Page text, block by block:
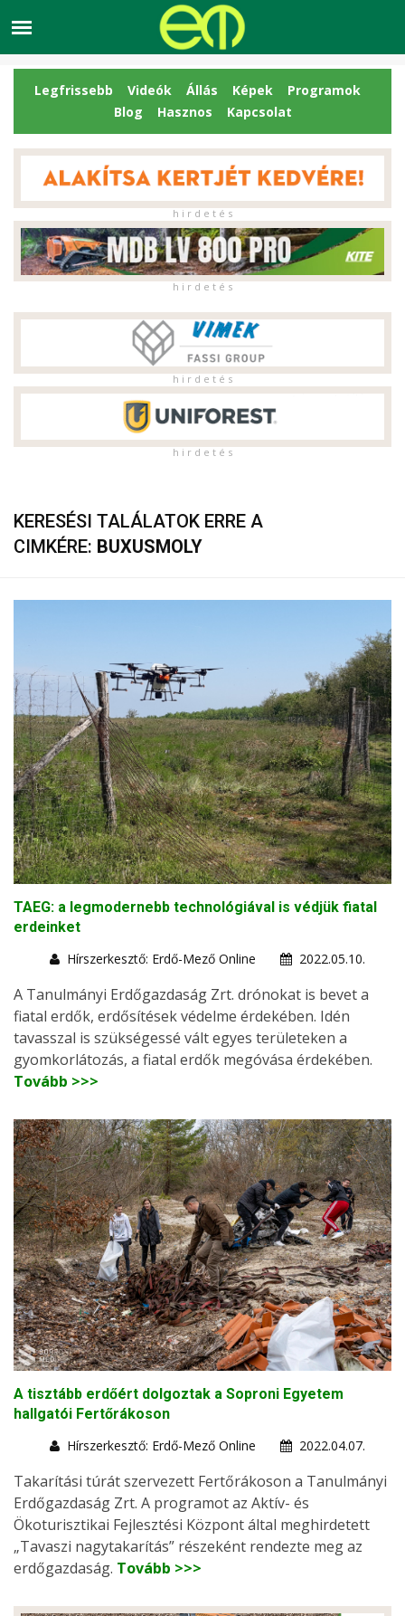
Legfrissebb Videók Állás Képek
Programok
Blog
Hasznos Kapcsolat
h i r d e t é s
h i r d e t é s
h i r d e t é s
h i r d e t é s
KERESÉSI TALÁLATOK ERRE A
CIMKÉRE: BUXUSMOLY
TAEG: a legmodernebb technológiával is védjük fiatal
erdeinket
Hírszerkesztő: Erdő-Mező Online
2022.05.10.
A Tanulmányi Erdőgazdaság Zrt. drónokat is bevet a
fiatal erdők, erdősítések védelme érdekében. Idén
tavasszal is szükségessé vált egyes területeken a
gyomkorlátozás, a fiatal erdők megóvása érdekében.
Tovább >>>
A tisztább erdőért dolgoztak a Soproni Egyetem
hallgatói Fertőrákoson
Hírszerkesztő: Erdő-Mező Online
2022.04.07.
Takarítási túrát szervezett Fertőrákoson a Tanulmányi
Erdőgazdaság Zrt. A programot az Aktív- és
Ökoturisztikai Fejlesztési Központ által meghirdetett
„Tavaszi nagytakarítás” részeként rendezte meg az
erdőgazdaság. Tovább >>>